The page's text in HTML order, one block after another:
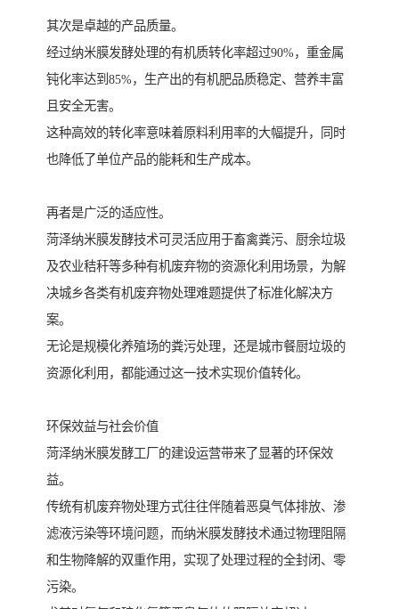
其次是卓越的产品质量。
经过纳米膜发酵处理的有机质转化率超过90%，重金属
钝化率达到85%，生产出的有机肥品质稳定、营养丰富
且安全无害。
这种高效的转化率意味着原料利用率的大幅提升，同时
也降低了单位产品的能耗和生产成本。
再者是广泛的适应性。
菏泽纳米膜发酵技术可灵活应用于畜禽粪污、厨余垃圾
及农业秸秆等多种有机废弃物的资源化利用场景，为解
决城乡各类有机废弃物处理难题提供了标准化解决方
案。
无论是规模化养殖场的粪污处理，还是城市餐厨垃圾的
资源化利用，都能通过这一技术实现价值转化。
环保效益与社会价值
菏泽纳米膜发酵工厂的建设运营带来了显著的环保效
益。
传统有机废弃物处理方式往往伴随着恶臭气体排放、渗
滤液污染等环境问题，而纳米膜发酵技术通过物理阻隔
和生物降解的双重作用，实现了处理过程的全封闭、零
污染。